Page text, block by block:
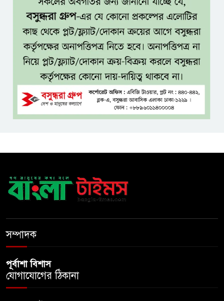
ঢাকায়, দাফন হয়েছে দিল্লিতে:
স্বরাষ্ট্রমন্ত্রী
ভারত সম্ভবত আর শেখ হাসিনাকে
রাখতে চায় না
বাংলাদেশ আর কখনো ‘ক্লায়েন্ট
স্টেট’ হবে না: পররাষ্ট্রমন্ত্রী
​ম্যানুফ্যাকচারিং ও ডিজিটাল
অর্থনীতিতে ভর করে ৫ ট্রিলিয়ন
সম্পাদক
পূর্বাশা বিশাস
যোগাযোগের ঠিকানা